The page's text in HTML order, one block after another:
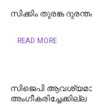
സിക്കിം തുരങ്ക
READ MORE
സിജെപി
അംഗീകരിച്ചേക്കില്ല